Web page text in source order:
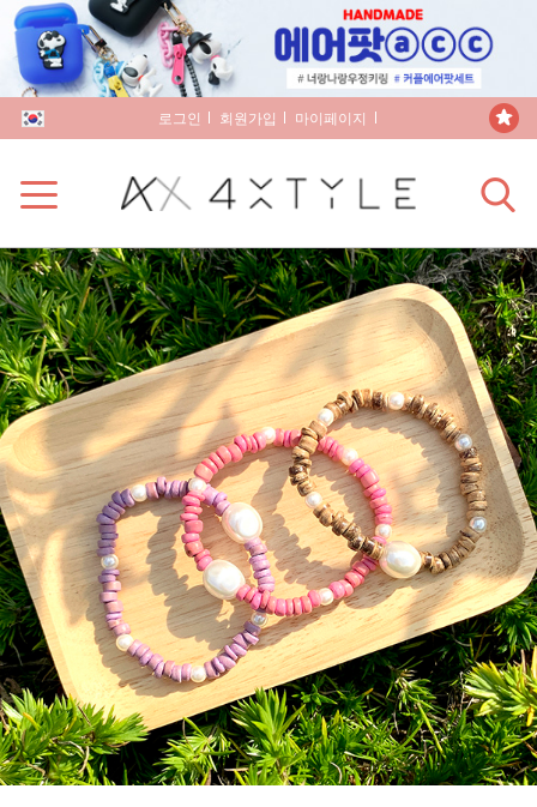
로그인 회원가입 마이페이지